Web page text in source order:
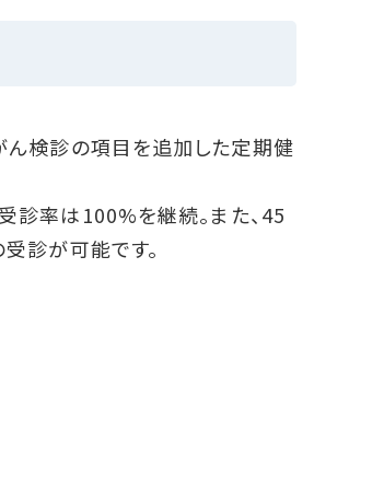
検診の項目を追加した定期健
率は100%を継続。また、45
診が可能です。